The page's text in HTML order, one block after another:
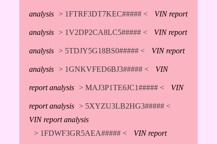
analysis > 1FTRF3DT7KEC##### < VIN report
analysis > 1V2DP2CA8LC5##### < VIN report
analysis > 5TDJY5G18BS0##### < VIN report
analysis > 1GNKVFED6BJ3##### < VIN
report analysis > MAJ3P1TE6JC1##### < VIN
report analysis > 5XYZU3LB2HG3##### <
VIN report analysis
> 1FDWF3GR5AEA##### <
VIN report